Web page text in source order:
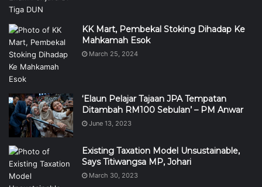
KK Mart, Pembekal Stoking Dihadap Ke
Mahkamah Esok
March 25, 2024
‘Elaun Pelajar Tajaan JPA Tempatan
Ditambah RM100 Sebulan’ – PM Anwar
June 13, 2023
Existing Taxation Model Unsustainable,
Says Titiwangsa MP, Johari
March 30, 2023